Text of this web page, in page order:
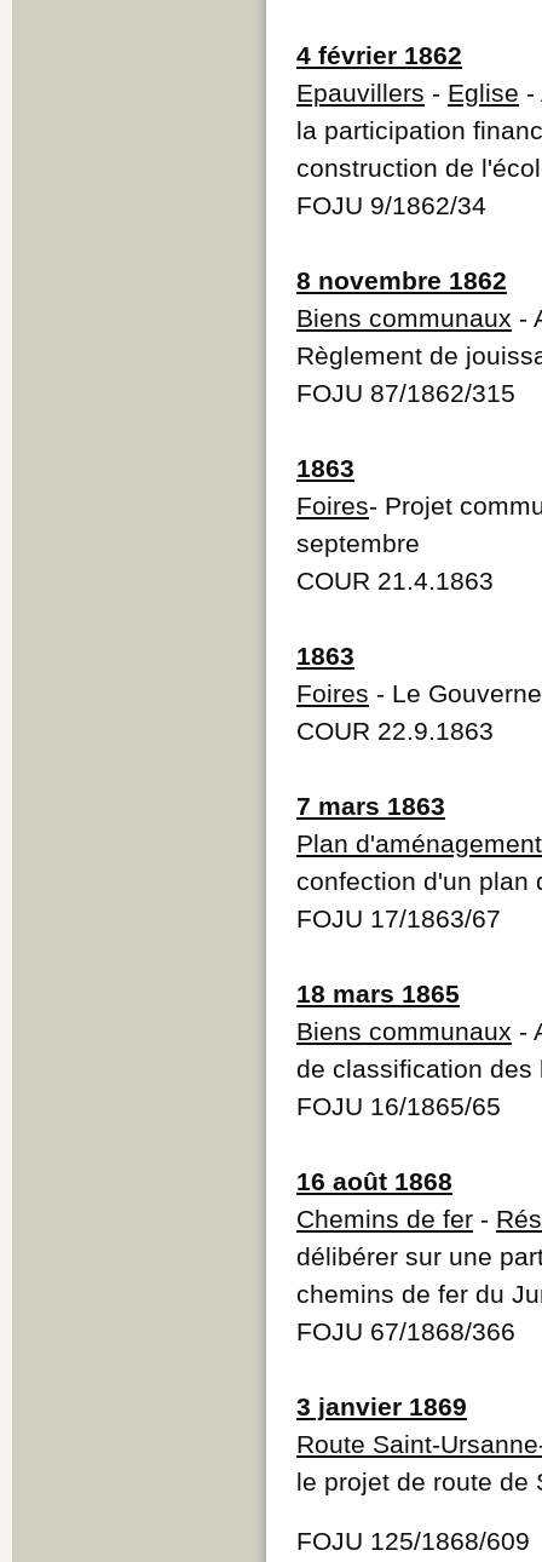
4 février 1862
Epauvillers - Eglise -
la participation
construction de
FOJU 9/1862/34
8 novembre 1862
Biens communaux -
Règlement de
FOJU 87/1862/315
1863
Foires- Projet
septembre
COUR 21.4.1863
1863
Foires - Le
COUR 22.9.1863
7 mars 1863
Plan d'aménagement
confection d'un plan
FOJU 17/1863/67
18 mars 1865
Biens communaux -
de classification des
FOJU 16/1865/65
16 août 1868
Chemins de fer -
délibérer sur une
chemins de fer du
FOJU 67/1868/366
3 janvier 1869
Route Saint-
le projet de route de
FOJU 125/1868/609